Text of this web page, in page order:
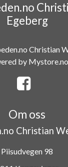
Egeberg
Christian
by Mystore.no
Om oss
Christian
Piisudvegen 98